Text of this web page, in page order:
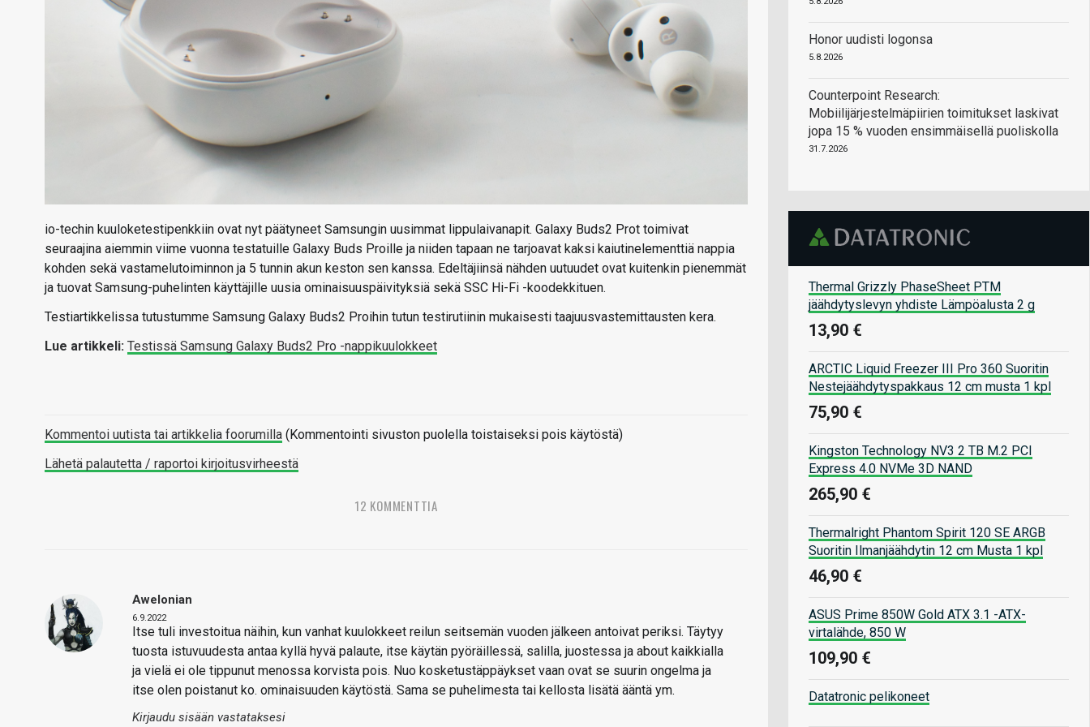
io-techin kuuloketestipenkkiin ovat nyt päätyneet Samsungin uusimmat lippulaivanapit. Galaxy Buds2 Prot toimivat
seuraajina aiemmin viime vuonna testatuille Galaxy Buds Proille ja niiden tapaan ne tarjoavat kaksi kaiutinelementtiä nappia
kohden sekä vastamelutoiminnon ja 5 tunnin akun keston sen kanssa. Edeltäjiinsä nähden uutuudet ovat kuitenkin pienemmät
ja tuovat Samsung-puhelinten käyttäjille uusia ominaisuuspäivityksiä sekä SSC Hi-Fi -koodekkituen.
Testiartikkelissa tutustumme Samsung Galaxy Buds2 Proihin tutun testirutiinin mukaisesti taajuusvastemittausten kera.
Lue artikkeli: Testissä Samsung Galaxy Buds2 Pro -nappikuulokkeet
Kommentoi uutista tai artikkelia foorumilla (Kommentointi sivuston puolella toistaiseksi pois käytöstä)
Lähetä palautetta / raportoi kirjoitusvirheestä
12 KOMMENTTIA
Awelonian
6.9.2022
Itse tuli investoitua näihin, kun vanhat kuulokkeet reilun seitsemän vuoden jälkeen antoivat periksi. Täytyy
tuosta istuvuudesta antaa kyllä hyvä palaute, itse käytän pyöräillessä, salilla, juostessa ja about kaikkialla
ja vielä ei ole tippunut menossa korvista pois. Nuo kosketustäppäykset vaan ovat se suurin ongelma ja
itse olen poistanut ko. ominaisuuden käytöstä. Sama se puhelimesta tai kellosta lisätä ääntä ym.
Kirjaudu sisään vastataksesi
Honor uudisti logonsa
5.8.2026
Counterpoint Research:
Mobiilijärjestelmäpiirien toimitukset laskivat
jopa 15 % vuoden ensimmäisellä puoliskolla
31.7.2026
Thermal Grizzly PhaseSheet PTM
jäähdytyslevyn yhdiste Lämpöalusta 2 g
13,90 €
ARCTIC Liquid Freezer III Pro 360 Suoritin
Nestejäähdytyspakkaus 12 cm musta 1 kpl
75,90 €
Kingston Technology NV3 2 TB M.2 PCI
Express 4.0 NVMe 3D NAND
265,90 €
Thermalright Phantom Spirit 120 SE ARGB
Suoritin Ilmanjäähdytin 12 cm Musta 1 kpl
46,90 €
ASUS Prime 850W Gold ATX 3.1 -ATX-
virtalähde, 850 W
109,90 €
Datatronic pelikoneet